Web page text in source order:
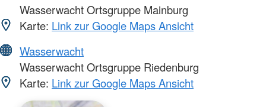
Wasserwacht Ortsgruppe Mainburg
Karte: Link zur Google Maps Ansicht
Wasserwacht
Wasserwacht Ortsgruppe Riedenburg
Karte: Link zur Google Maps Ansicht